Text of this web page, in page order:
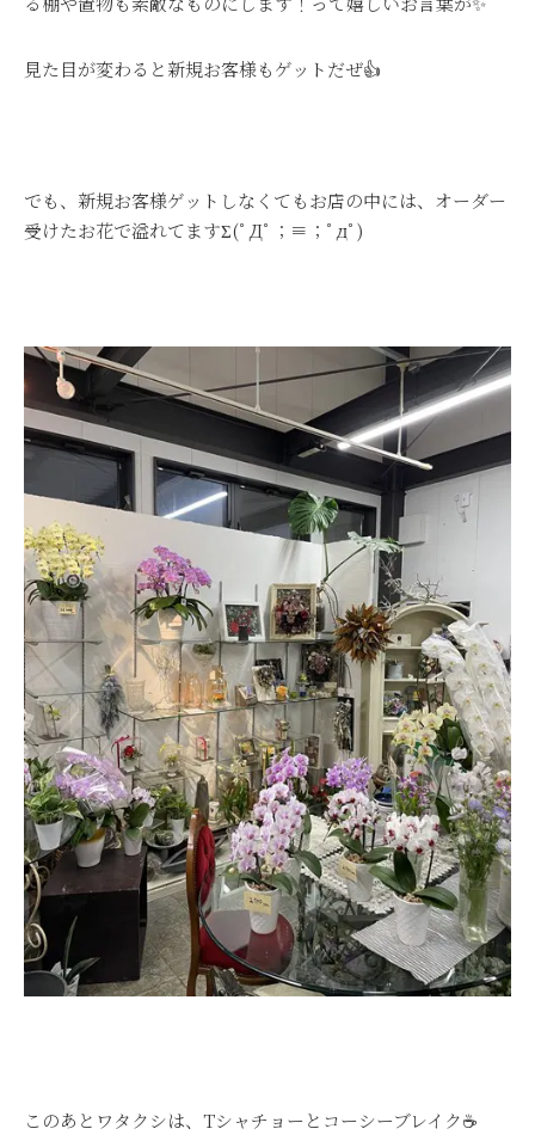
見た目が変わると新規お客様もゲットだぜ👍
でも、新規お客様ゲットしなくてもお店の中には、オーダー
受けたお花で溢れてますΣ(ﾟДﾟ；≡；ﾟдﾟ)
このあとワタクシは、Tシャチョーとコーシーブレイク☕